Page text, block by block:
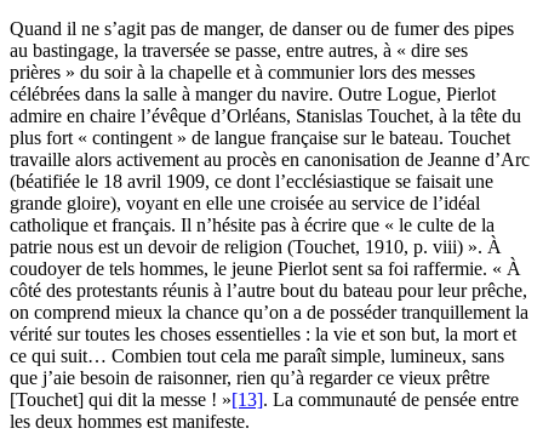
Quand il ne s’agit pas de manger, de danser ou de fumer des pipes
au bastingage, la traversée se passe, entre autres, à « dire ses
prières » du soir à la chapelle et à communier lors des messes
célébrées dans la salle à manger du navire. Outre Logue, Pierlot
admire en chaire l’évêque d’Orléans, Stanislas Touchet, à la tête du
plus fort « contingent » de langue française sur le bateau. Touchet
travaille alors activement au procès en canonisation de Jeanne d’Arc
(béatifiée le 18 avril 1909, ce dont l’ecclésiastique se faisait une
grande gloire), voyant en elle une croisée au service de l’idéal
catholique et français. Il n’hésite pas à écrire que « le culte de la
patrie nous est un devoir de religion (Touchet, 1910, p. viii) ». À
coudoyer de tels hommes, le jeune Pierlot sent sa foi raffermie. « À
côté des protestants réunis à l’autre bout du bateau pour leur prêche,
on comprend mieux la chance qu’on a de posséder tranquillement la
vérité sur toutes les choses essentielles : la vie et son but, la mort et
ce qui suit… Combien tout cela me paraît simple, lumineux, sans
que j’aie besoin de raisonner, rien qu’à regarder ce vieux prêtre
[Touchet] qui dit la messe ! »[13]. La communauté de pensée entre
les deux hommes est manifeste.